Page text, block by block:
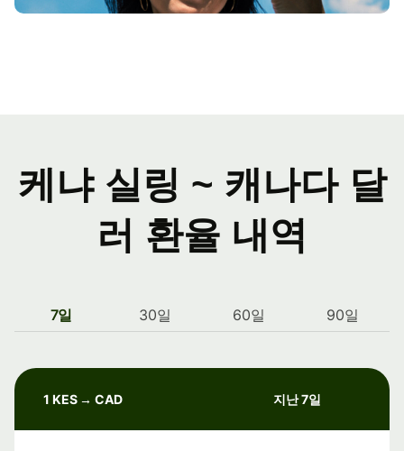
케냐 실링 ~ 캐나다 달
러 환율 내역
7일 30일 60일 90일
1 KES → CAD 지난 7일